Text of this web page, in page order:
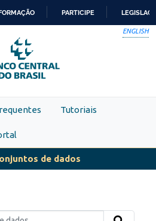
PARA
O
CONTEÚDO
PARTICIPE
ENGLISH
Tutoriais
de dados